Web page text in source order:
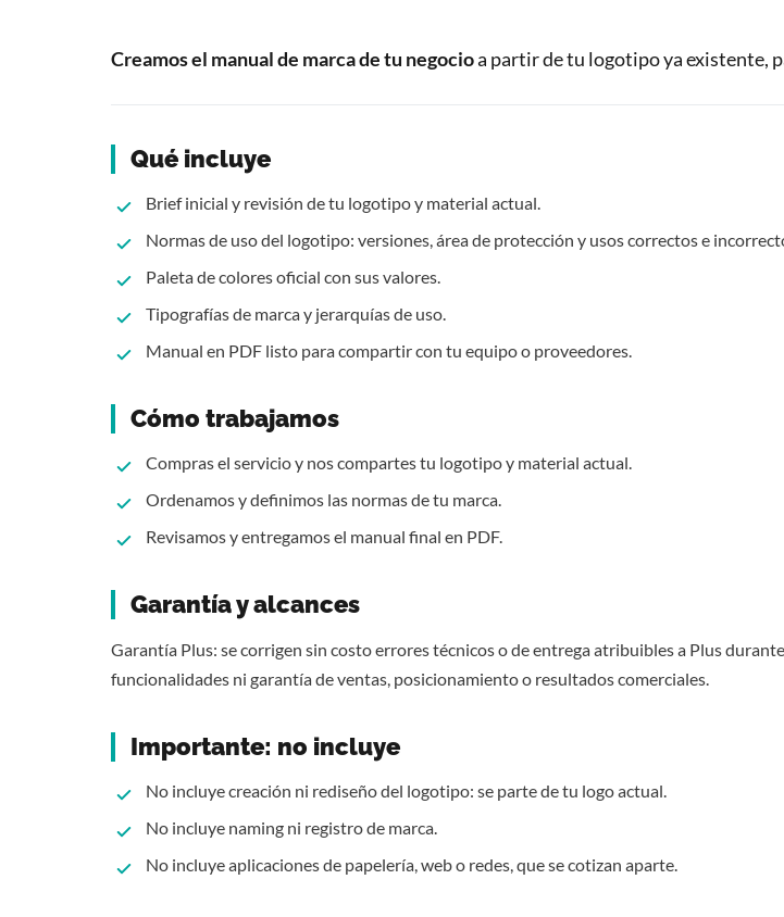
Creamos el manual de marca de tu negocioa partir de tu logotipo ya existente,
Qué incluye
Brief inicial y revisión de tu logotipo y material actual.
Normas de uso del logotipo: versiones, área de protección y usos correctos e
Paleta de colores oficial con sus valores.
Tipografías de marca y jerarquías de uso.
Manual en PDF listo para compartir con tu equipo o proveedores.
Cómo trabajamos
Compras el servicio y nos compartes tu logotipo y material actual.
Ordenamos y definimos las normas de tu marca.
Revisamos y entregamos el manual final en PDF.
Garantía y alcances
Garantía Plus: se corrigen sin costo errores técnicos o de entrega atribuibles a Plus
funcionalidades ni garantía de ventas, posicionamiento o resultados comerciales.
Importante: no incluye
No incluye creación ni rediseño del logotipo: se parte de tu logo actual.
No incluye naming ni registro de marca.
No incluye aplicaciones de papelería, web o redes, que se cotizan aparte.